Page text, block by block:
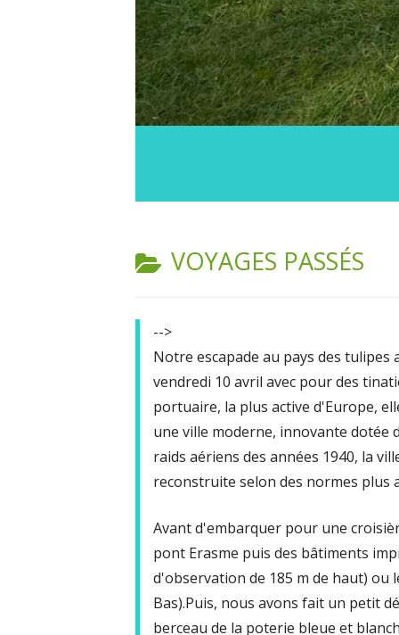
CATÉGORIE :
VOYAGES PASSÉS
-->
Notre escapade au pays des
vendredi 10 avril avec pour des
portuaire, la plus active d'Europe,
une ville moderne, innovante dotée
raids aériens des années 1940, la
reconstruite selon des normes plus
Avant d'embarquer pour une
pont Erasme puis des bâtiments
d'observation de 185 m de haut) ou
Bas).Puis, nous avons fait un petit
berceau de la poterie bleue et